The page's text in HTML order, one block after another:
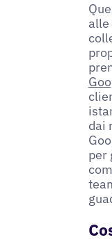
alle
dai
per